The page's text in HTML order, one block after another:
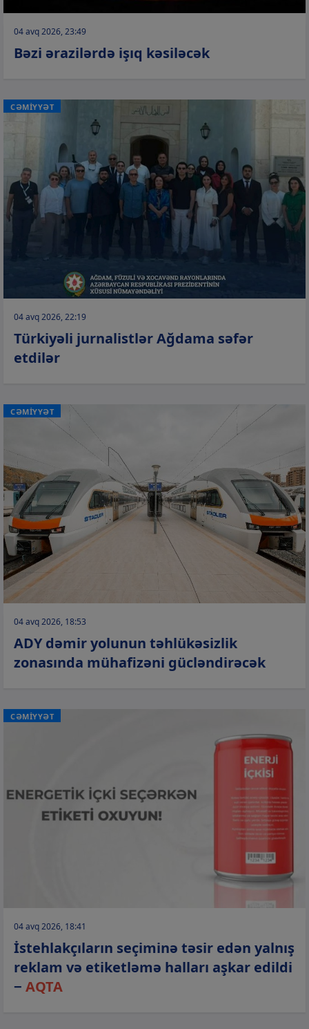
04 avq 2026, 23:49
Bəzi ərazilərdə işıq kəsiləcək
CƏMİYYƏT
04 avq 2026, 22:19
Türkiyəli jurnalistlər Ağdama səfər
etdilər
CƏMİYYƏT
04 avq 2026, 18:53
ADY dəmir yolunun təhlükəsizlik
zonasında mühafizəni gücləndirəcək
CƏMİYYƏT
04 avq 2026, 18:41
İstehlakçıların seçiminə təsir edən yalnış
reklam və etiketləmə halları aşkar edildi
− AQTA